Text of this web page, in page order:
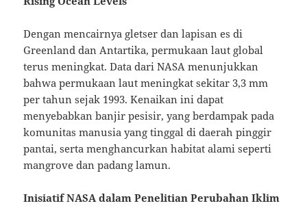
Dengan mencairnya gletser dan lapisan es di
Greenland dan Antartika, permukaan laut global
terus meningkat. Data dari NASA menunjukkan
bahwa permukaan laut meningkat sekitar 3,3 mm
per tahun sejak 1993. Kenaikan ini dapat
menyebabkan banjir pesisir, yang berdampak pada
komunitas manusia yang tinggal di daerah pinggir
pantai, serta menghancurkan habitat alami seperti
mangrove dan padang lamun.
Inisiatif NASA dalam Penelitian Perubahan Iklim